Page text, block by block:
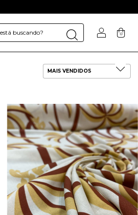
0